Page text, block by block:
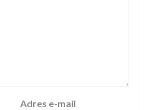
Adres e-mail